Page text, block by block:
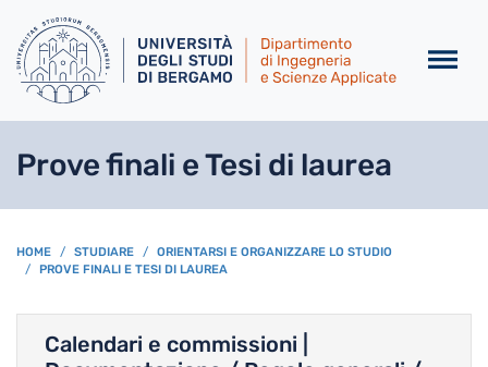
Prove finali e Tesi di laurea
BREADCRUMB
HOME STUDIARE
ORIENTARSI E ORGANIZZARE LO STUDIO
PROVE FINALI E TESI DI LAUREA
Calendari e commissioni |